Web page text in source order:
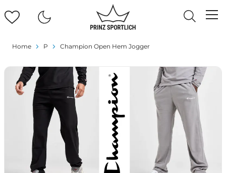
Home P Champion Open Hem Jogger